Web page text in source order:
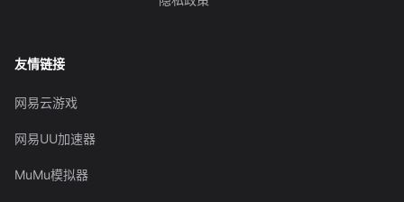
友情链接
网易云游戏
网易UU加速器
MuMu模拟器